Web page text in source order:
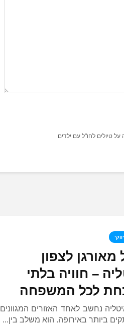
טיולים לחו"ל עם ילדים
מאורגן לצפון
– חוויה בלתי
לכל המשפחה
נחשב לאחד האזורים המגוונים
ביותר באירופה. הוא משלב בין...